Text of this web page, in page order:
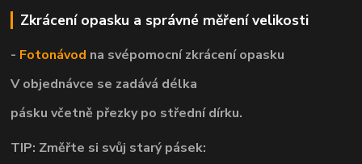
Zkrácení opasku a správné měření velikosti
- Fotonávod na svépomocnízkrácení opasku
V objednávce se zadává délka
pásku včetně přezky po střední dírku.
TIP: Změřte si svůj starý pásek: